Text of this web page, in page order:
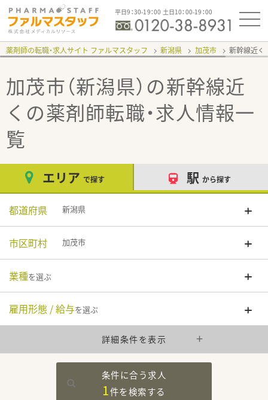
平日9：30-19：00 土日10：00-19：00
薬剤師の転職・求人サイト ファルマスタッフ 新潟県 加茂市 新幹線近く
加茂市（新潟県）の新幹線近
く の薬剤師転職・求人情報一
覧
エリア で探す 駅 から探す
都道府県 新潟県
市区町村 加茂市
業種を選ぶ
雇用形態 / 給与を選ぶ
詳細条件を表示
条件に合う求人
1件を検索する